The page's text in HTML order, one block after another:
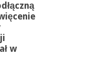
w